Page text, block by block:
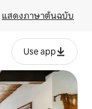
แสดงภาษาต้นฉบับ
Use app